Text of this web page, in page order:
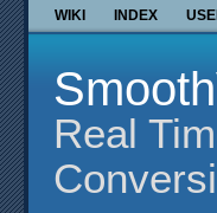
WIKI INDEX
Real